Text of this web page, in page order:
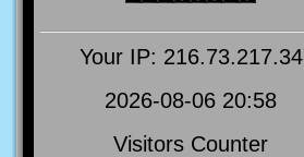
Your IP: 216.73.217.34
2026-08-06 20:58
Visitors Counter